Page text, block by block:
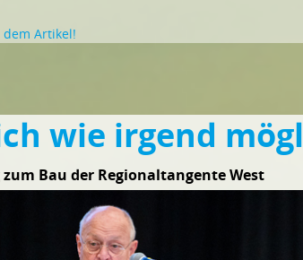
Artikel!
wie irgend
Bau der Regionaltangente West